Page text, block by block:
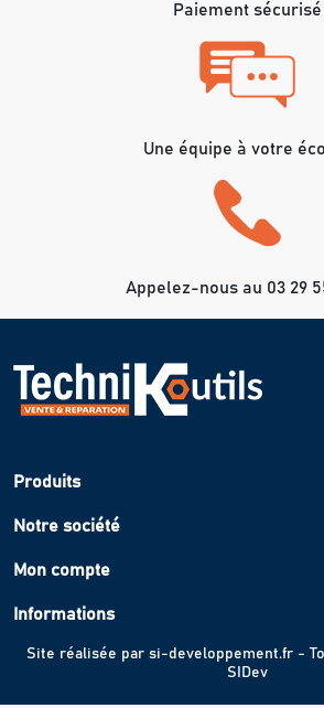
Paiement sécurisé
Une équipe à votre
Appelez-nous au 03 29
Produits
Notre société
Mon compte
Informations
Site réalisée par si-developpement.fr -
SIDev